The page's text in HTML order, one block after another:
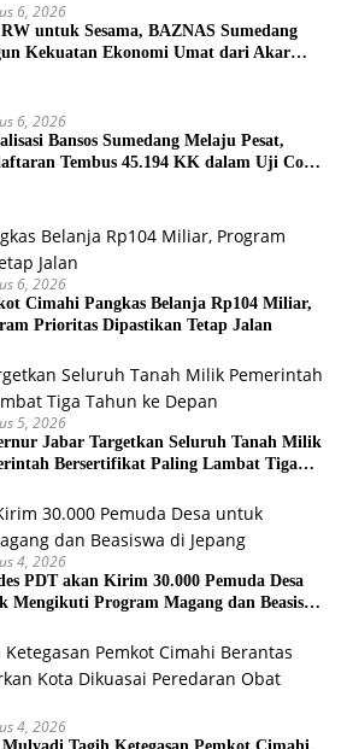
6, 2026
untuk Sesama, BAZNAS Sumedang
Kekuatan Ekonomi Umat dari Akar
6, 2026
Bansos Sumedang Melaju Pesat,
Tembus 45.194 KK dalam Uji Coba
6, 2026
Cimahi Pangkas Belanja Rp104 Miliar,
Prioritas Dipastikan Tetap Jalan
5, 2026
Jabar Targetkan Seluruh Tanah Milik
Bersertifikat Paling Lambat Tiga
4, 2026
PDT akan Kirim 30.000 Pemuda Desa
Mengikuti Program Magang dan Beasiswa
4, 2026